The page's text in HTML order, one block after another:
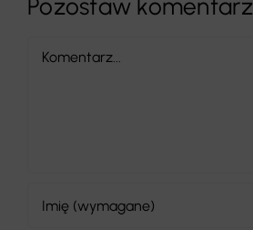
Pozostaw komentarz
Comment